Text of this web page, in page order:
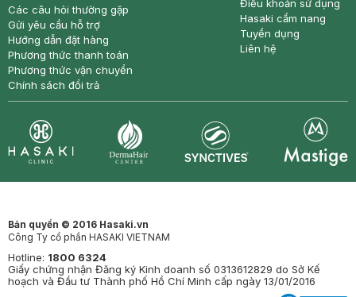
Các câu hỏi thường gặp
Gửi yêu cầu hỗ trợ
Hướng dẫn đặt hàng
Phương thức thanh toán
Phương thức vận chuyển
Chính sách đổi trả
Điều khoản sử dụng
Hasaki cẩm nang
Tuyển dụng
Liên hệ
Bản quyền © 2016 Hasaki.vn
Công Ty cổ phần HASAKI VIETNAM
Hotline: 1800 6324
Giấy chứng nhận Đăng ký Kinh doanh số 0313612829 do Sở Kế
hoạch và Đầu tư Thành phố Hồ Chí Minh cấp ngày 13/01/2016